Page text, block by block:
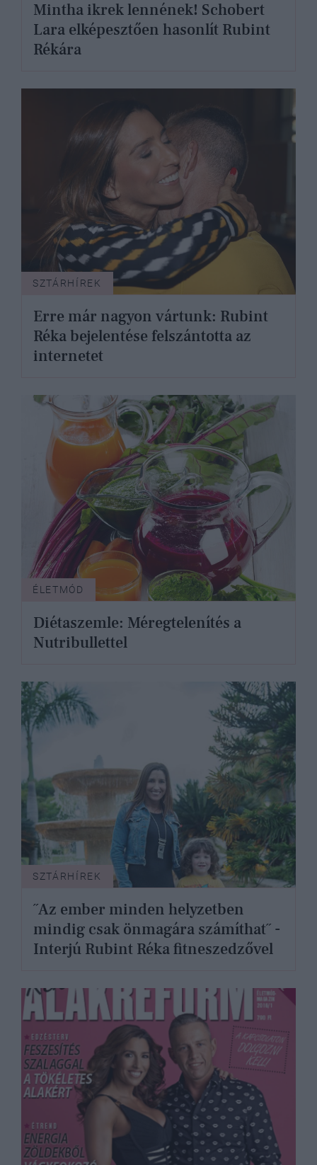
Mintha ikrek lennének! Schobert
Lara elképesztően hasonlít Rubint
Rékára
SZTÁRHÍREK
Erre már nagyon vártunk: Rubint
Réka bejelentése felszántotta az
internetet
ÉLETMÓD
Diétaszemle: Méregtelenítés a
Nutribullettel
SZTÁRHÍREK
˝Az ember minden helyzetben
mindig csak önmagára számíthat˝ -
Interjú Rubint Réka fitneszedzővel